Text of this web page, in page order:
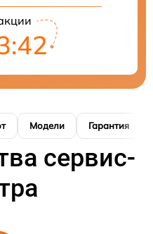
Модели Гарантия
сервис-